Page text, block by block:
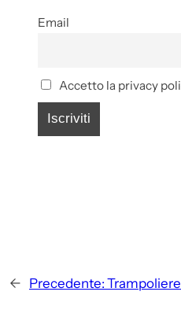
Email
Accetto la privacy
← Precedente: